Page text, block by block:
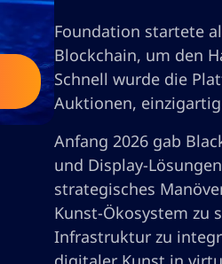
Foundation startete
Blockchain, um den
Schnell wurde die
Auktionen,
Anfang 2026 gab
und Display-
strategisches
Kunst-Ökosystem zu
Infrastruktur zu